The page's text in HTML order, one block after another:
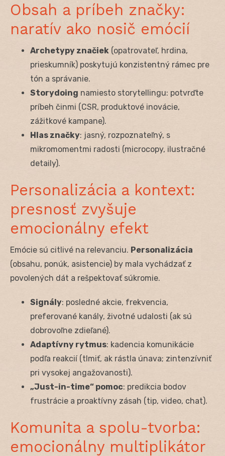
Obsah a príbeh značky:
naratív ako nosič emócií
Archetypy značiek (opatrovateľ, hrdina,
prieskumník) poskytujú konzistentný rámec pre
tón a správanie.
Storydoing namiesto storytellingu: potvrďte
príbeh činmi (CSR, produktové inovácie,
zážitkové kampane).
Hlas značky: jasný, rozpoznateľný, s
mikromomentmi radosti (microcopy, ilustračné
detaily).
Personalizácia a kontext:
presnosť zvyšuje
emocionálny efekt
Emócie sú citlivé na relevanciu. Personalizácia
(obsahu, ponúk, asistencie) by mala vychádzať z
povolených dát a rešpektovať súkromie.
Signály: posledné akcie, frekvencia,
preferované kanály, životné udalosti (ak sú
dobrovoľne zdieľané).
Adaptívny rytmus: kadencia komunikácie
podľa reakcií (tlmiť, ak rástla únava; zintenzívniť
pri vysokej angažovanosti).
„Just-in-time“ pomoc: predikcia bodov
frustrácie a proaktívny zásah (tip, video, chat).
Komunita a spolu-tvorba:
emocionálny multiplikátor